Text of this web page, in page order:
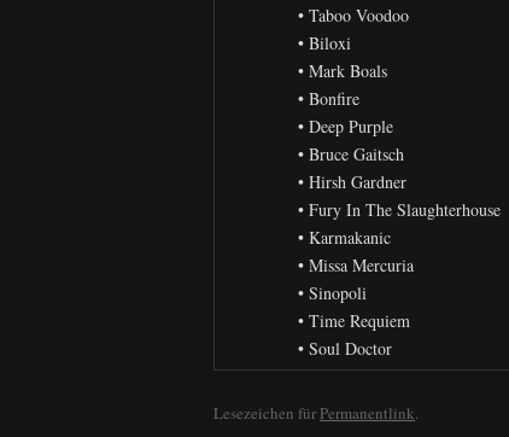
• Taboo Voodoo
• Biloxi
• Mark Boals
• Bonfire
• Deep Purple
• Bruce Gaitsch
• Hirsh Gardner
• Fury In The Slaughterhouse
• Karmakanic
• Missa Mercuria
• Sinopoli
• Time Requiem
• Soul Doctor
Lesezeichen für Permanentlink.